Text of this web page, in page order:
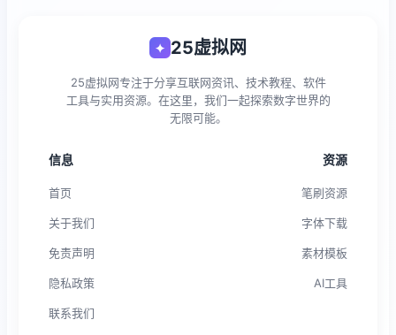
✦ 25虚拟网
25虚拟网专注于分享互联网资讯、技术教程、软件
工具与实用资源。在这里，我们一起探索数字世界的
无限可能。
信息
首页
关于我们
免责声明
隐私政策
联系我们
资源
笔刷资源
字体下载
素材模板
AI工具